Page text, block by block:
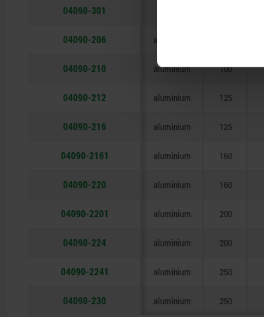
04090-301
04090-206 aluminium
04090-210 aluminium 100
04090-212 aluminium 125
04090-216 aluminium 125
04090-2161 aluminium 160
04090-220 aluminium 160
04090-2201 aluminium 200
04090-224 aluminium 200
04090-2241 aluminium 250
04090-230 aluminium 250